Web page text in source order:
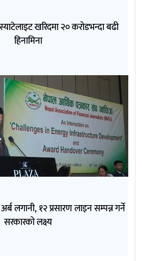
खरिदमा २० करोडभन्दा बढी
हिनामिना
अर्ब लगानी, १२ प्रसारण लाइन सम्पन्न गर्ने
सरकारको लक्ष्य